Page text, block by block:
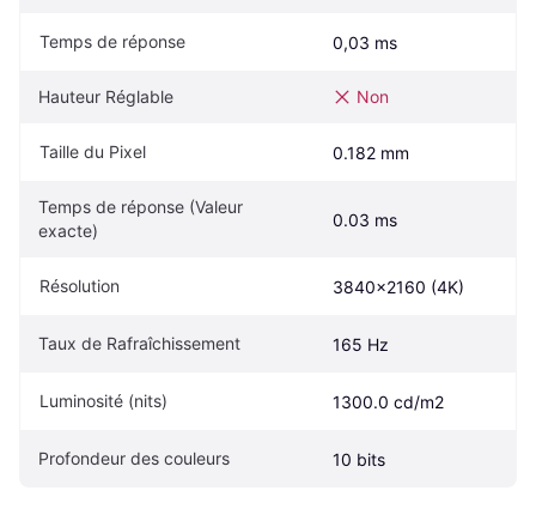
Temps de réponse 0,03 ms
Hauteur Réglable Non
Taille du Pixel 0.182 mm
Temps de réponse (Valeur
exacte)
0.03 ms
Résolution 3840x2160 (4K)
Taux de Rafraîchissement 165 Hz
Luminosité (nits) 1300.0 cd/m2
Profondeur des couleurs 10 bits